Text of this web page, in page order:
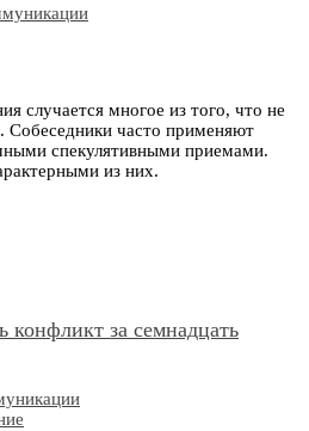
случается многое из того, что не
Собеседники часто применяют
спекулятивными приемами.
из них.
за семнадцать